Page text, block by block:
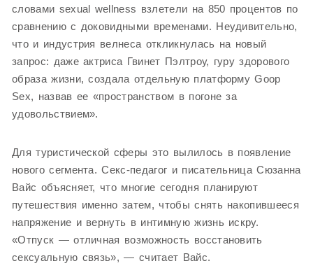
словами sexual wellness взлетели на 850 процентов по
сравнению с доковидными временами. Неудивительно,
что и индустрия велнеса откликнулась на новый
запрос: даже актриса Гвинет Пэлтроу, гуру здорового
образа жизни, создала отдельную платформу Goop
Sex, назвав ее «пространством в погоне за
удовольствием».
Для туристической сферы это вылилось в появление
нового сегмента. Секс-педагог и писательница Сюзанна
Вайс объясняет, что многие сегодня планируют
путешествия именно затем, чтобы снять накопившееся
напряжение и вернуть в интимную жизнь искру.
«Отпуск — отличная возможность восстановить
сексуальную связь», — считает Вайс.